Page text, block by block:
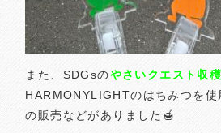
また、SDGsのやさいクエスト収
HARMONYLIGHTのはちみつを使
の販売などがありました🍯